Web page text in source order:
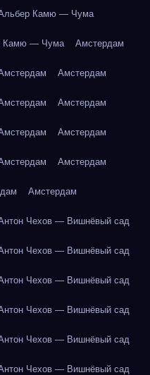
Камю — Чума
Камю — Чума Амстердам
Амстердам
Амстердам
Амстердам
Амстердам
Амстердам
Чехов — Вишнёвый сад
Чехов — Вишнёвый сад
Чехов — Вишнёвый сад
Чехов — Вишнёвый сад
Чехов — Вишнёвый сад
Чехов — Вишнёвый сад